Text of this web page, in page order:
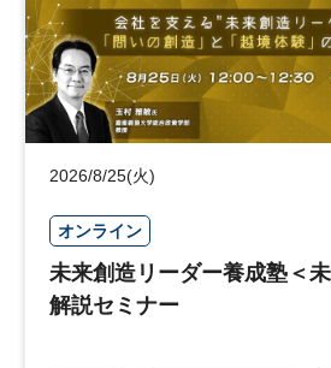
2026/8/25(火)
オンライン
未来創造リーダー養成塾＜
解説セミナー